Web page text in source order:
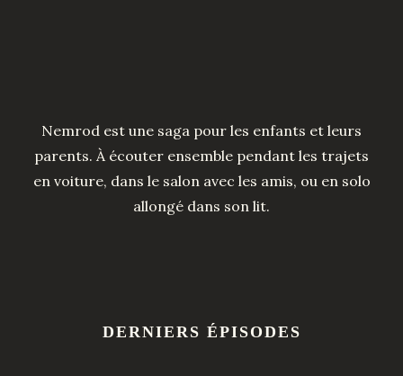
Nemrod est une saga pour les enfants et leurs
parents. À écouter ensemble pendant les trajets
en voiture, dans le salon avec les amis, ou en solo
allongé dans son lit.
DERNIERS ÉPISODES